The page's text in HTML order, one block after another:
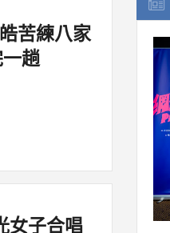
苦練八家
趟
女子合唱